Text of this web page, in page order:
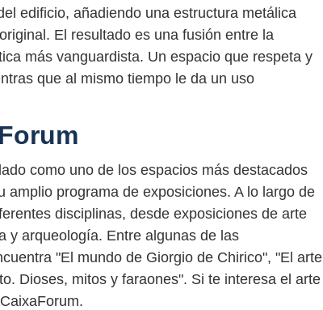
edificio, añadiendo una estructura metálica
El resultado es una fusión entre la
más vanguardista. Un espacio que respeta y
que al mismo tiempo le da un uso
como uno de los espacios más destacados
programa de exposiciones. A lo largo de
disciplinas, desde exposiciones de arte
y arqueología. Entre algunas de las
"El mundo de Giorgio de Chirico", "El arte
Dioses, mitos y faraones". Si te interesa el arte